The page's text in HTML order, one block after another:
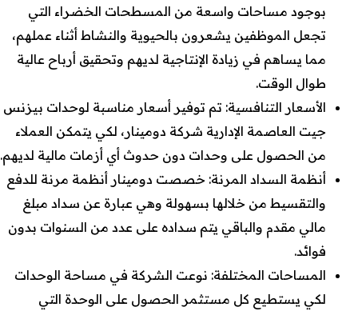
بوجود مساحات واسعة من المسطحات الخضراء التي
تجعل الموظفين يشعرون بالحيوية والنشاط أثناء عملهم،
مما يساهم في زيادة الإنتاجية لديهم وتحقيق أرباح عالية
طوال الوقت.
الأسعار التنافسية: تم توفير أسعار مناسبة لوحدات بيزنس
جيت العاصمة الإدارية شركة دومينار، لكي يتمكن العملاء
من الحصول على وحدات دون حدوث أي أزمات مالية لديهم.
أنظمة السداد المرنة: خصصت دومينار أنظمة مرنة للدفع
والتقسيط من خلالها بسهولة وهي عبارة عن سداد مبلغ
مالي مقدم والباقي يتم سداده على عدد من السنوات بدون
فوائد.
المساحات المختلفة: نوعت الشركة في مساحة الوحدات
لكي يستطيع كل مستثمر الحصول على الوحدة التي